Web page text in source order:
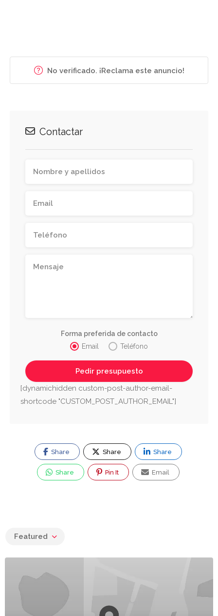
No verificado. ¡Reclama este anuncio!
Contactar
Forma preferida de contacto
Email
Teléfono
[dynamichidden custom-post-author-email-
shortcode "CUSTOM_POST_AUTHOR_EMAIL"]
Share Share Share
Share Pin It Email
Featured